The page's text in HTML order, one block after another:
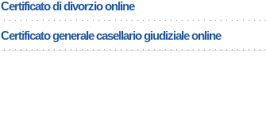
Certificato di divorzio online
Certificato generale casellario giudiziale online